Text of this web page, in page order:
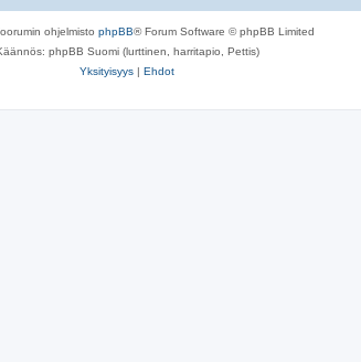
ohjelmisto phpBB® Forum Software © phpBB Limited
phpBB Suomi (lurttinen, harritapio, Pettis)
Yksityisyys | Ehdot